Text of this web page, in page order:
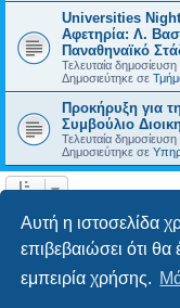
Αυτή η ιστοσελίδα
επιβεβαιώσει ότι θα
εμπειρία χρήσης.
Universities
Αφετηρία: Λ.
Παναθηναϊκό
Τελευταία
Δημοσιεύτηκε σε
Προκήρυξη για
Συμβούλιο
Τελευταία
Δημοσιεύτηκε σε
Board